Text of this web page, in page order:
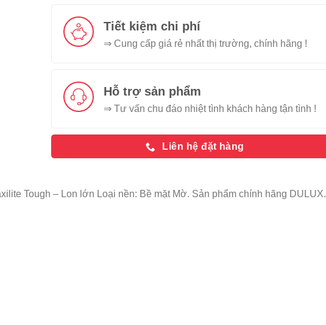
Tiết kiệm chi phí
⇒ Cung cấp giá rẻ nhất thị trường, chính hãng !
Hỗ trợ sản phẩm
⇒ Tư vấn chu đáo nhiệt tình khách hàng tận tình !
Liên hệ đặt hàng
Tough – Lon lớn Loại nền: Bề mặt Mờ. Sản phẩm chính hãng DULUX.